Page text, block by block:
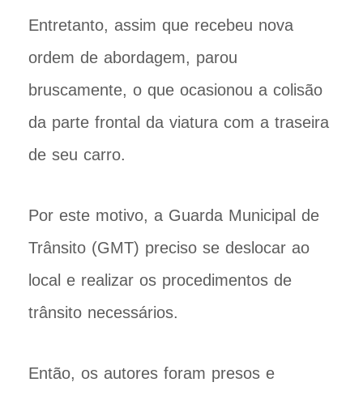
Entretanto, assim que recebeu nova
ordem de abordagem, parou
bruscamente, o que ocasionou a colisão
da parte frontal da viatura com a traseira
de seu carro.
Por este motivo, a Guarda Municipal de
Trânsito (GMT) preciso se deslocar ao
local e realizar os procedimentos de
trânsito necessários.
Então, os autores foram presos e